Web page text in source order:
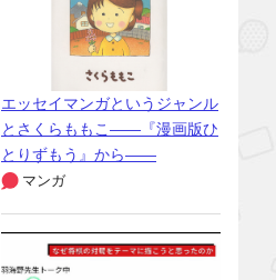
エッセイマンガというジャンル
とさくらももこ――『漫画版ひ
とりずもう』から――
マンガ